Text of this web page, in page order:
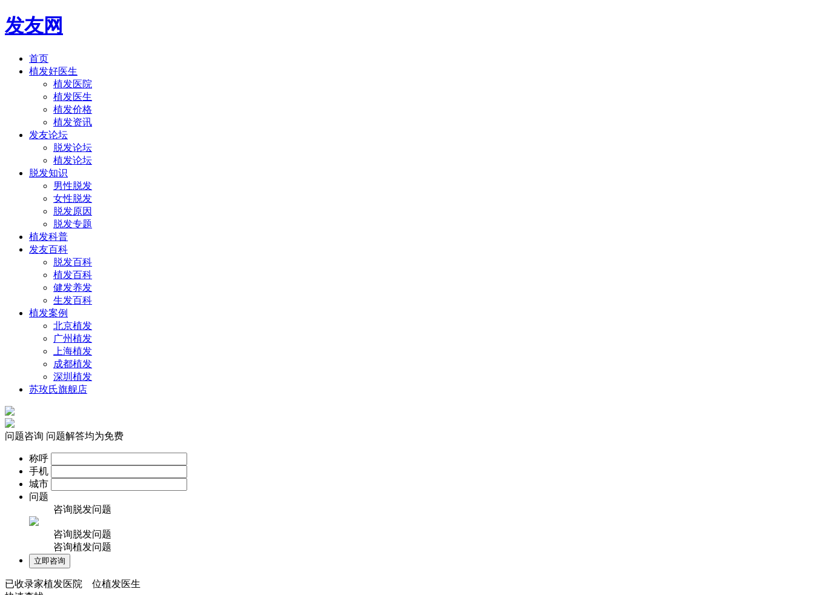
发友网
首页
植发好医生
植发医院
植发医生
植发价格
植发资讯
发友论坛
脱发论坛
植发论坛
脱发知识
男性脱发
女性脱发
脱发原因
脱发专题
植发科普
发友百科
脱发百科
植发百科
健发养发
生发百科
植发案例
北京植发
广州植发
上海植发
成都植发
深圳植发
苏玫氏旗舰店
问题咨询 问题解答均为免费
称呼
手机
城市
问题
咨询脱发问题
咨询脱发问题
咨询植发问题
已收录家植发医院 位植发医生